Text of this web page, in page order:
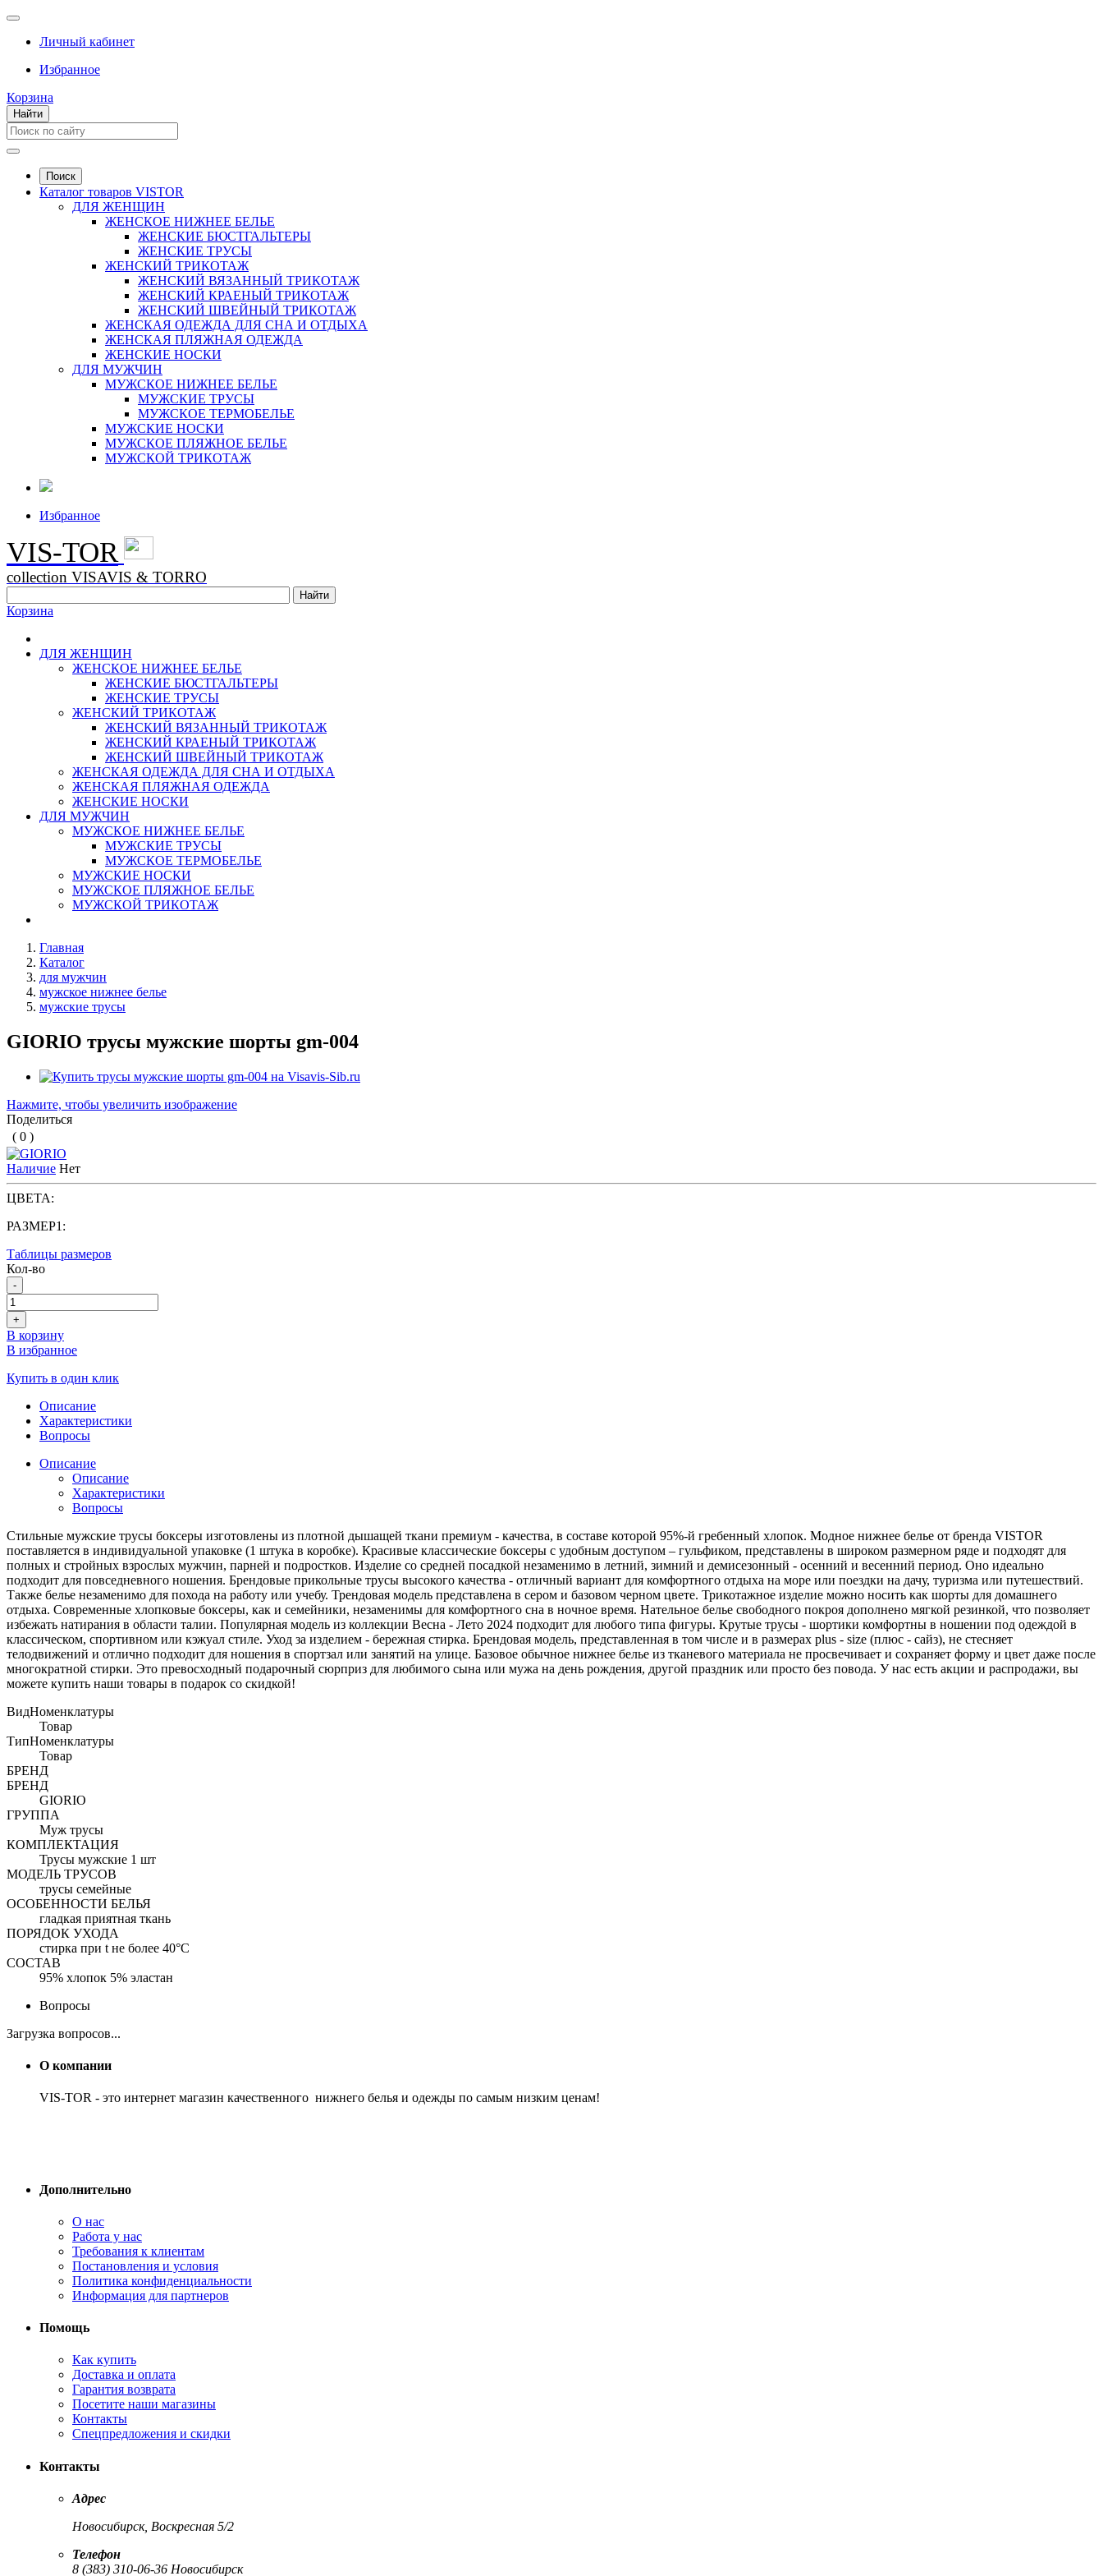
Личный кабинет
Избранное
Корзина
Найти
Поиск
Каталог товаров VISTOR
ДЛЯ ЖЕНЩИН
ЖЕНСКОЕ НИЖНЕЕ БЕЛЬЕ
ЖЕНСКИЕ БЮСТГАЛЬТЕРЫ
ЖЕНСКИЕ ТРУСЫ
ЖЕНСКИЙ ТРИКОТАЖ
ЖЕНСКИЙ ВЯЗАННЫЙ ТРИКОТАЖ
ЖЕНСКИЙ КРАЕНЫЙ ТРИКОТАЖ
ЖЕНСКИЙ ШВЕЙНЫЙ ТРИКОТАЖ
ЖЕНСКАЯ ОДЕЖДА ДЛЯ СНА И ОТДЫХА
ЖЕНСКАЯ ПЛЯЖНАЯ ОДЕЖДА
ЖЕНСКИЕ НОСКИ
ДЛЯ МУЖЧИН
МУЖСКОЕ НИЖНЕЕ БЕЛЬЕ
МУЖСКИЕ ТРУСЫ
МУЖСКОЕ ТЕРМОБЕЛЬЕ
МУЖСКИЕ НОСКИ
МУЖСКОЕ ПЛЯЖНОЕ БЕЛЬЕ
МУЖСКОЙ ТРИКОТАЖ
Избранное
VIS-TOR
collection VISAVIS & TORRO
Корзина
ДЛЯ ЖЕНЩИН
ЖЕНСКОЕ НИЖНЕЕ БЕЛЬЕ
ЖЕНСКИЕ БЮСТГАЛЬТЕРЫ
ЖЕНСКИЕ ТРУСЫ
ЖЕНСКИЙ ТРИКОТАЖ
ЖЕНСКИЙ ВЯЗАННЫЙ ТРИКОТАЖ
ЖЕНСКИЙ КРАЕНЫЙ ТРИКОТАЖ
ЖЕНСКИЙ ШВЕЙНЫЙ ТРИКОТАЖ
ЖЕНСКАЯ ОДЕЖДА ДЛЯ СНА И ОТДЫХА
ЖЕНСКАЯ ПЛЯЖНАЯ ОДЕЖДА
ЖЕНСКИЕ НОСКИ
ДЛЯ МУЖЧИН
МУЖСКОЕ НИЖНЕЕ БЕЛЬЕ
МУЖСКИЕ ТРУСЫ
МУЖСКОЕ ТЕРМОБЕЛЬЕ
МУЖСКИЕ НОСКИ
МУЖСКОЕ ПЛЯЖНОЕ БЕЛЬЕ
МУЖСКОЙ ТРИКОТАЖ
Главная
Каталог
для мужчин
мужское нижнее белье
мужские трусы
GIORIO трусы мужские шорты gm-004
Нажмите, чтобы увеличить изображение
Поделиться
( 0 )
Наличие Нет
ЦВЕТА:
РАЗМЕР1:
Таблицы размеров
Кол-во
-
+
В корзину
В избранное
Купить в один клик
Описание
Характеристики
Вопросы
Описание
Описание
Характеристики
Вопросы
Стильные мужские трусы боксеры изготовлены из плотной дышащей ткани премиум - качества, в составе которой 95%-й гребенный хлопок. Модное нижнее белье от бренда VISTOR
поставляется в индивидуальной упаковке (1 штука в коробке). Красивые классические боксеры с удобным доступом – гульфиком, представлены в широком размерном ряде и подходят для
полных и стройных взрослых мужчин, парней и подростков. Изделие со средней посадкой незаменимо в летний, зимний и демисезонный - осенний и весенний период. Оно идеально
подходит для повседневного ношения. Брендовые прикольные трусы высокого качества - отличный вариант для комфортного отдыха на море или поездки на дачу, туризма или путешествий.
Также белье незаменимо для похода на работу или учебу. Трендовая модель представлена в сером и базовом черном цвете. Трикотажное изделие можно носить как шорты для домашнего
отдыха. Современные хлопковые боксеры, как и семейники, незаменимы для комфортного сна в ночное время. Нательное белье свободного покроя дополнено мягкой резинкой, что позволяет
избежать натирания в области талии. Популярная модель из коллекции Весна - Лето 2024 подходит для любого типа фигуры. Крутые трусы - шортики комфортны в ношении под одеждой в
классическом, спортивном или кэжуал стиле. Уход за изделием - бережная стирка. Брендовая модель, представленная в том числе и в размерах plus - size (плюс - сайз), не стесняет
телодвижений и отлично подходит для ношения в спортзал или занятий на улице. Базовое обычное нижнее белье из тканевого материала не просвечивает и сохраняет форму и цвет даже после
многократной стирки. Это превосходный подарочный сюрприз для любимого сына или мужа на день рождения, другой праздник или просто без повода. У нас есть акции и распродажи, вы
можете купить наши товары в подарок со скидкой!
ВидНоменклатуры
Товар
ТипНоменклатуры
Товар
БРЕНД
БРЕНД
GIORIO
ГРУППА
Муж трусы
КОМПЛЕКТАЦИЯ
Трусы мужские 1 шт
МОДЕЛЬ ТРУСОВ
трусы семейные
ОСОБЕННОСТИ БЕЛЬЯ
гладкая приятная ткань
ПОРЯДОК УХОДА
стирка при t не более 40°C
СОСТАВ
95% хлопок 5% эластан
Вопросы
Загрузка вопросов...
О компании
VIS-TOR - это интернет магазин качественного нижнего белья и одежды по самым низким ценам!
Дополнительно
О нас
Работа у нас
Требования к клиентам
Постановления и условия
Политика конфиденциальности
Информация для партнеров
Помощь
Как купить
Доставка и оплата
Гарантия возврата
Посетите наши магазины
Контакты
Спецпредложения и скидки
Контакты
Адрес
Новосибирск, Воскресная 5/2
Телефон
8 (383) 310-06-36 Новосибирск